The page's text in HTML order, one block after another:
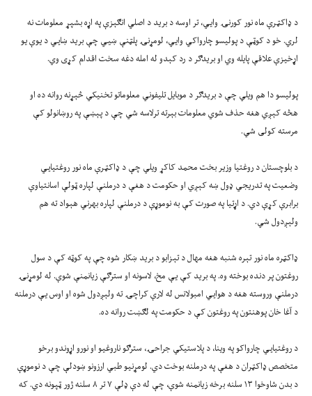
د ډاکټرې ماه نور کورنۍ وایي، تر اوسه د برید د اصلي انګېزې په اړه بشپړ معلومات نه
لري. خو د کوټې د پولیسو چارواکي وایي، لومړنۍ پلټنې ښيي چې برید ښايي د یوې یو
اړخیزې علاقې پایله وي او بریدګر د رد کېدو له امله دغه سخت اقدام کړی وي.
پولیسو دا هم ویلي چې د بریدګر د موبایل تلیفوني معلوماتو تخنیکي څېړنه روانه ده او
هڅه کېږي هغه حذف شوي معلومات بېرته ترلاسه شي چې د پېښې په روښانولو کې
مرسته کولی شي.
د بلوچستان د روغتیا وزیر بخت محمد کاکړ ویلي چې د ډاکټرې ماه نور روغتیايي
وضعیت په تدریجي ډول ښه کېږي او حکومت د هغې د درملنې لپاره ټولې اسانتیاوې
برابرې کړې دي. د اړتیا په صورت کې به نوموړې د درملنې لپاره بهرني هېواد ته هم
ولېږدول شي.
ډاکټره ماه نور تېره شنبه هغه مهال د تېزابو د برید ښکار شوه چې په کوټه کې د سول
روغتون پر دنده بوخته وه. په برید کې یې مخ، لاسونه او سترګې زیانمنې شوې. له لومړنۍ
درملنې وروسته هغه د هوايي امبولانس له لارې کراچۍ ته ولېږدول شوه او اوس یې درملنه
د آغا خان پوهنتون په روغتون کې د حکومت په لګښت روانه ده.
د روغتیايي چارواکو په وینا، د پلاستیکي جراحۍ، سترګو ناروغیو او نورو اړوندو برخو
متخصص ډاکټران د هغې په درملنه بوخت دي. لومړنیو طبي ارزونو ښودلې چې د نوموړې
د بدن شاوخوا ۱۳ سلنه برخه زیانمنه شوې، چې له دې ډلې ۷ تر ۸ سلنه ژور ټپونه دي. که